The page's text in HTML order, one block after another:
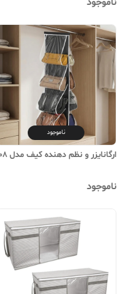
ناموجود
ارگانایزر و نظم دهنده کیف مدل 08
ناموجود